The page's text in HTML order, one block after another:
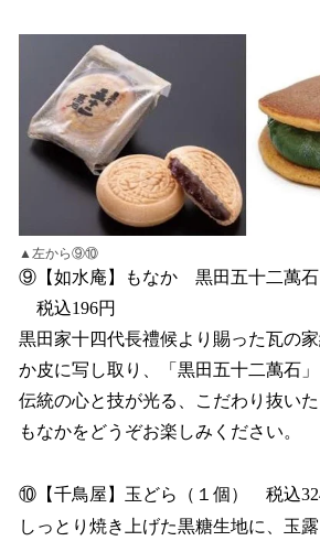
▲左から⑨⑩
⑨【如水庵】もなか 黒田五十二萬
税込196円
黒田家十四代長禮候より賜った瓦の
か皮に写し取り、「黒田五十二萬石」
伝統の心と技が光る、こだわり抜い
もなかをどうぞお楽しみください。
⑩【千鳥屋】玉どら（１個） 税込
しっとり焼き上げた黒糖生地に、玉